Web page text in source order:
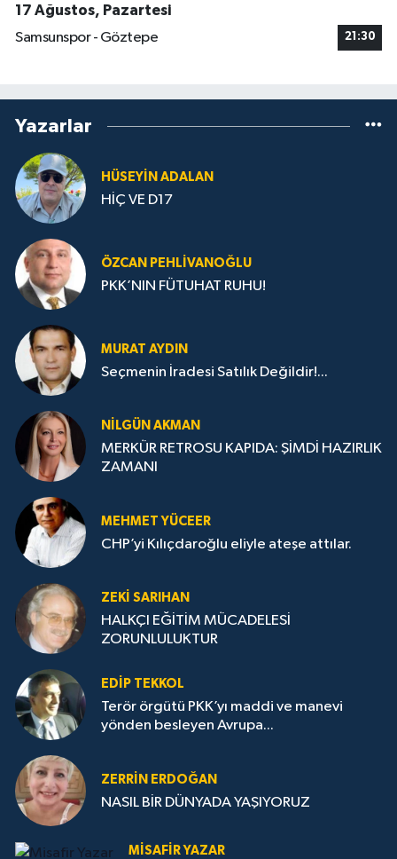
17 Ağustos, Pazartesi
Samsunspor - Göztepe
21:30
Yazarlar
HÜSEYIN ADALAN
HİÇ VE D17
ÖZCAN PEHLIVANOĞLU
PKK’NIN FÜTUHAT RUHU!
MURAT AYDIN
Seçmenin İradesi Satılık Değildir!...
NILGÜN AKMAN
MERKÜR RETROSU KAPIDA: ŞİMDİ HAZIRLIK
ZAMANI
MEHMET YÜCEER
CHP’yi Kılıçdaroğlu eliyle ateşe attılar.
ZEKI SARIHAN
HALKÇI EĞİTİM MÜCADELESİ
ZORUNLULUKTUR
EDIP TEKKOL
Terör örgütü PKK’yı maddi ve manevi
yönden besleyen Avrupa...
ZERRIN ERDOĞAN
NASIL BİR DÜNYADA YAŞIYORUZ
MISAFIR YAZAR